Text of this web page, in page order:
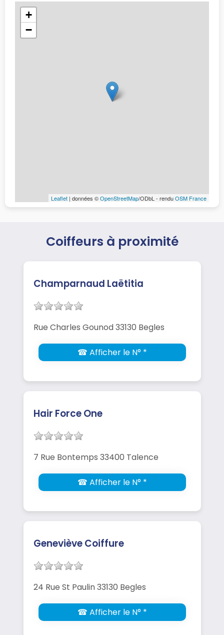
+
−
Leaflet | données ©OpenStreetMap/ODbL - renduOSM France
Coiffeurs à proximité
Champarnaud Laëtitia
Rue Charles Gounod 33130 Begles
☎ Afficher le N° *
Hair Force One
7 Rue Bontemps 33400 Talence
☎ Afficher le N° *
Geneviève Coiffure
24 Rue St Paulin 33130 Begles
☎ Afficher le N° *